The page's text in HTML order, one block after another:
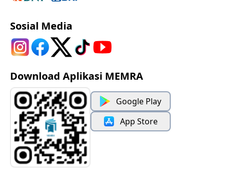
Sosial Media
Download Aplikasi MEMRA
Google Play
App Store